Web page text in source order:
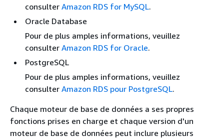
consulter Amazon RDS for MySQL.
Oracle Database
Pour de plus amples informations, veuillez
consulter Amazon RDS for Oracle.
PostgreSQL
Pour de plus amples informations, veuillez
consulter Amazon RDS pour PostgreSQL.
Chaque moteur de base de données a ses propres
fonctions prises en charge et chaque version d'un
moteur de base de données peut inclure plusieurs